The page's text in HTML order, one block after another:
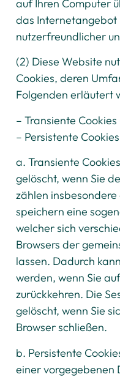
auf Ihren Computer
das Internetangebot
nutzerfreundlicher
(2) Diese Website
Cookies, deren
Folgenden erläutert
– Transiente
– Persistente
a. Transiente
gelöscht, wenn Sie
zählen insbesondere
speichern eine
welcher sich
Browsers der
lassen. Dadurch
werden, wenn Sie
zurückkehren. Die
gelöscht, wenn Sie
Browser schließen.
b. Persistente
einer vorgegebenen